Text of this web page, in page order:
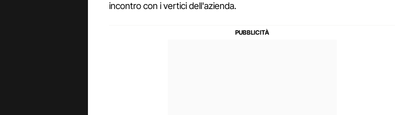
incontro con i vertici dell'azienda.